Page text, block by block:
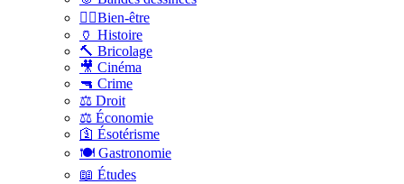
🧑‍⚕️Bien-être
🏺 Histoire
🔨 Bricolage
🎥 Cinéma
🔫 Crime
⚖️ Droit
⚖️ Économie
🛐 Ésotérisme
🍽️ Gastronomie
📖 Études